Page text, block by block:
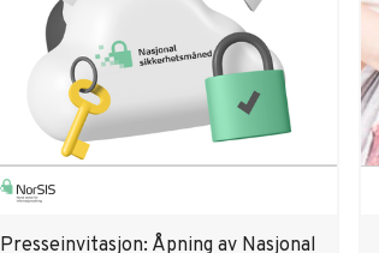
Presseinvitasjon: Åpning av Nasjonal